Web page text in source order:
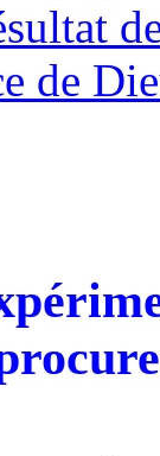
de